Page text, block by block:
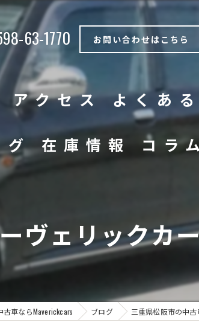
63-1770 お問い合わせはこちら
アクセス よくあ
グ 在庫情報 コラ
ヴェリックカ
古車ならMaverickcars ブログ 三重県松阪市の中